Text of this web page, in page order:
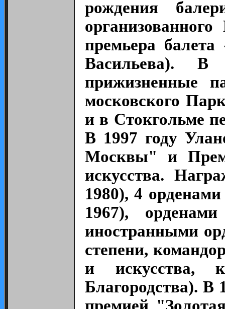
рождения
премьера
Васильева).
прижизненные
московского
и в Стокгольме
В 1997 году
Москвы" и
искусства.
1980), 4
1967),
иностранными
степени,
и искусства,
Благородства). В
премией